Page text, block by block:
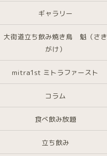
ギャラリー
大街道立ち飲み焼き鳥 魁（さき
がけ）
mitra1st ミトラファースト
コラム
食べ飲み放題
立ち飲み